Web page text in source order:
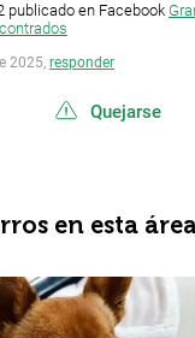
publicado en Facebook
2025, responder
Quejarse
en esta